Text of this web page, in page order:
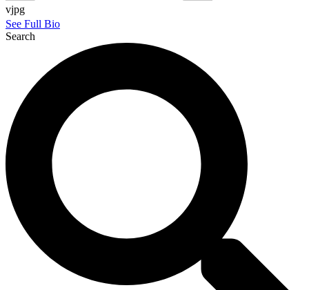
vjpg
See Full Bio
Search